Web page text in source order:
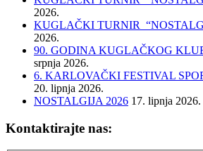
2026.
KUGLAČKI TURNIR
2026.
90. GODINA KUGLAČKOG
srpnja 2026.
6. KARLOVAČKI FESTIVAL
20. lipnja 2026.
NOSTALGIJA 2026 17. lipnja 2026.
Kontaktirajte nas: